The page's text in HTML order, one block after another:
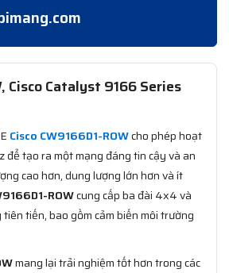
Cisco Catalyst 9166 Series
Cisco CW9166D1-ROWcho phép hoạt
để tạo ra một mạng đáng tin cậy và an
cao hơn, dung lượng lớn hơn và ít
ROWcung cấp ba đài 4x4 và
tiến, bao gồm cảm biến môi trường
mang lại trải nghiệm tốt hơn trong các